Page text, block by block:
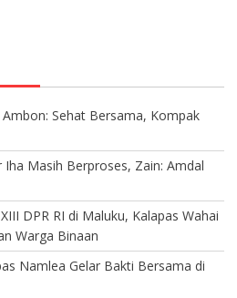
Sehat Bersama, Kompak
Masih Berproses, Zain: Amdal
DPR RI di Maluku, Kalapas Wahai
Warga Binaan
Namlea Gelar Bakti Bersama di